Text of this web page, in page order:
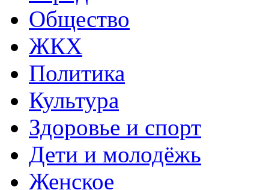
Общество
ЖКХ
Политика
Культура
Здоровье и спорт
Дети и молодёжь
Женское